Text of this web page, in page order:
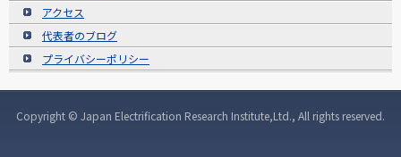
アクセス
代表者のブログ
プライバシーポリシー
Copyright © Japan Electrification Research Institute,Ltd., All rights reserved.